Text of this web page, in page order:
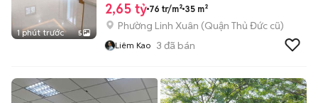
1 phút trước 5
2,65 tỷ 76 tr/m² 35 m²
Phường Linh Xuân (Quận Thủ Đức cũ)
Liêm Kao 3 đã bán